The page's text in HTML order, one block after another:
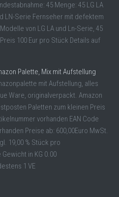
45 Menge: 45 LG LA
LN-Serie Fernseher mit defektem
von LG LA und Ln-Serie, 45
100 Eur pro Stück Details auf
Palette, Mix mit Aufstellung
mit Aufstellung, alles
Ware, originalverpackt. Amazon
Paletten zum kleinen Preis
vorhanden EAN Code
Preise ab: 600,00Euro MwSt.
19,00 % Stück pro
in KG 0.00
1 VE